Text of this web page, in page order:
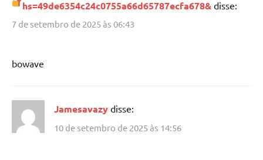
hs=49de6354c24c0755a66d65787ecfa678&disse:
7 de setembro de 2025 às 06:43
bowave
Jamesavazy disse:
10 de setembro de 2025 às 14:56